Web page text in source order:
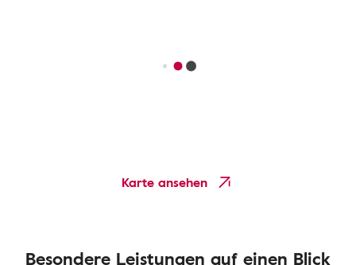
Karte ansehen
Besondere Leistungen auf einen Blick